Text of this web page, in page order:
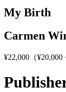
My Birth
Carmen
¥22,000（¥20,000